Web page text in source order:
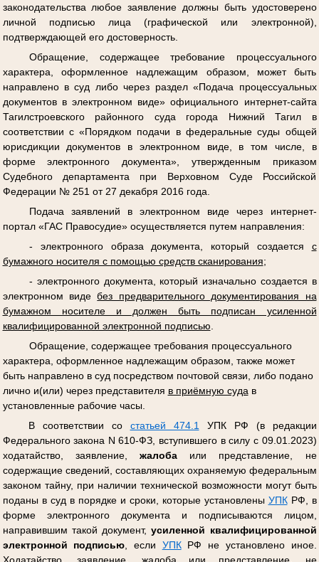
законодательства любое заявление должны быть удостоверено
личной подписью лица (графической или электронной),
подтверждающей его достоверность.
Обращение, содержащее требование процессуального
характера, оформленное надлежащим образом, может быть
направлено в суд либо через раздел «Подача процессуальных
документов в электронном виде» официального интернет-сайта
Тагилстроевского районного суда города Нижний Тагил в
соответствии с «Порядком подачи в федеральные суды общей
юрисдикции документов в электронном виде, в том числе, в
форме электронного документа», утвержденным приказом
Судебного департамента при Верховном Суде Российской
Федерации № 251 от 27 декабря 2016 года.
Подача заявлений в электронном виде через интернет-
портал «ГАС Правосудие» осуществляется путем направления:
- электронного образа документа, который создается с
бумажного носителя с помощью средств сканирования;
- электронного документа, который изначально создается в
электронном видебез предварительного документирования на
бумажном носителе и должен быть подписан усиленной
квалифицированной электронной подписью
Обращение, содержащее требования процессуального
характера, оформленное надлежащим образом, также может
быть направлено в суд посредством почтовой связи, либо подано
лично и(или) через представителя в приёмную суда в
установленные рабочие часы.
В соответствии со статьей 474.1
УПК РФ (в редакции
Федерального закона N 610-ФЗ, вступившего в силу с 09.01.2023)
ходатайство, заявление, жалобаили представление, не
содержащие сведений, составляющих охраняемую федеральным
законом тайну, при наличии технической возможности могут быть
поданы в суд в порядке и сроки, которые установлены УПКРФ, в
форме электронного документа и подписываются лицом,
направившим такой документ,усиленной квалифицированной
электронной подписью , если УПКРФ не установлено иное.
Ходатайство, заявление, жалоба или представление, не